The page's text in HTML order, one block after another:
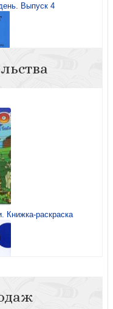
Выпуск 4
Выпуск 2.
Выпуск 4.
Книжка-раскраска